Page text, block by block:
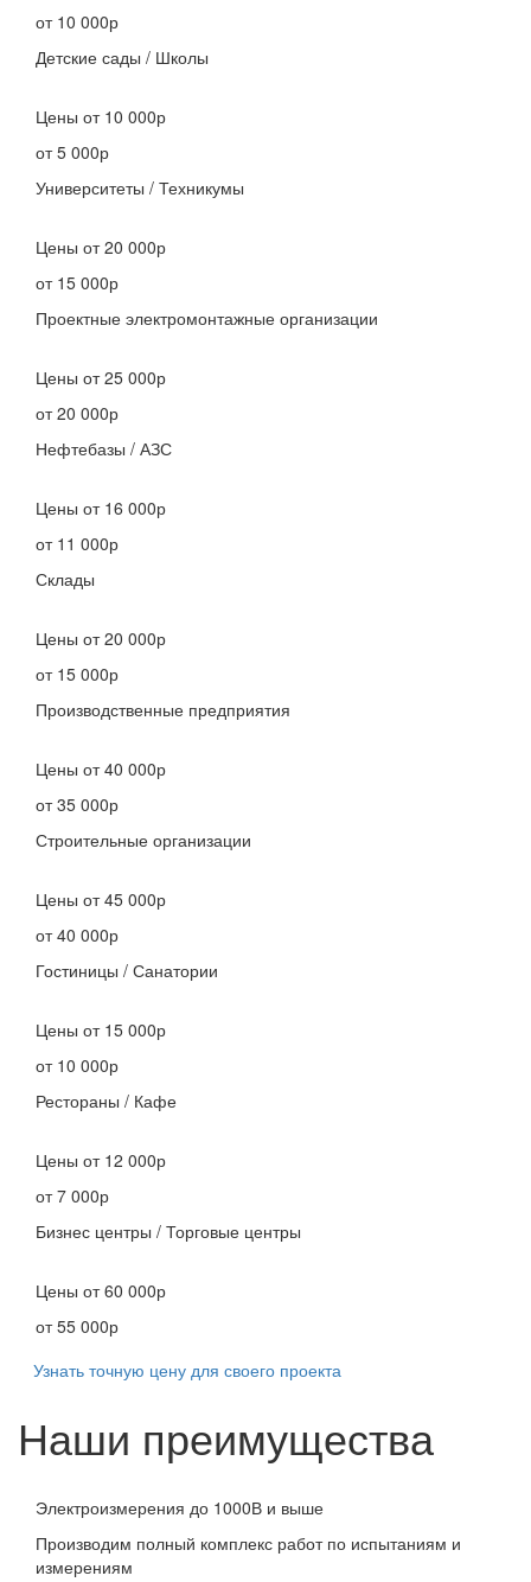
от 10 000р
Детские сады / Школы
Цены от 10 000р
от 5 000р
Университеты / Техникумы
Цены от 20 000р
от 15 000р
Проектные электромонтажные организации
Цены от 25 000р
от 20 000р
Нефтебазы / АЗС
Цены от 16 000р
от 11 000р
Склады
Цены от 20 000р
от 15 000р
Производственные предприятия
Цены от 40 000р
от 35 000р
Строительные организации
Цены от 45 000р
от 40 000р
Гостиницы / Санатории
Цены от 15 000р
от 10 000р
Рестораны / Кафе
Цены от 12 000р
от 7 000р
Бизнес центры / Торговые центры
Цены от 60 000р
от 55 000р
Узнать точную цену для своего проекта
Наши преимущества
Электроизмерения до 1000В и выше
Производим полный комплекс работ по испытаниям и
измерениям